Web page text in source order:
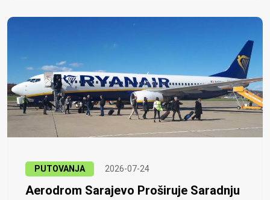
PUTOVANJA 2026-07-24
Aerodrom Sarajevo Proširuje Saradnju